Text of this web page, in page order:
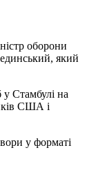
оборони
який
Стамбулі на
США і
у форматі